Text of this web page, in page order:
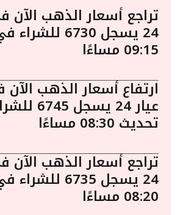
تراجع أسعار الذهب الآن
24 يسجل 6730
09:15 مساءًا
ارتفاع أسعار الذهب
عيار 24
تحديث 08:30 مساءًا
تراجع أسعار الذهب الآن
24 يسجل 6735
08:20 مساءًا